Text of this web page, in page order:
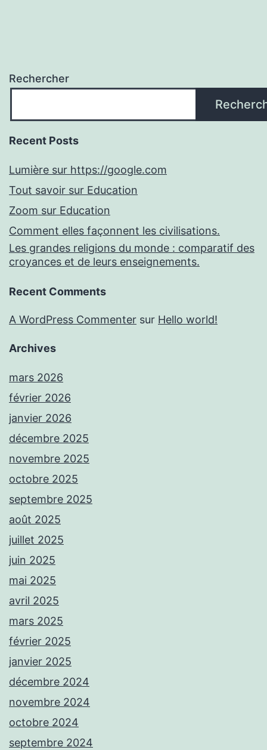
Rechercher
Recent Posts
Lumière sur https://google.com
Tout savoir sur Education
Zoom sur Education
Comment elles façonnent les civilisations.
Les grandes religions du monde : comparatif des
croyances et de leurs enseignements.
Recent Comments
A WordPress Commenter sur Hello world!
Archives
mars 2026
février 2026
janvier 2026
décembre 2025
novembre 2025
octobre 2025
septembre 2025
août 2025
juillet 2025
juin 2025
mai 2025
avril 2025
mars 2025
février 2025
janvier 2025
décembre 2024
novembre 2024
octobre 2024
septembre 2024